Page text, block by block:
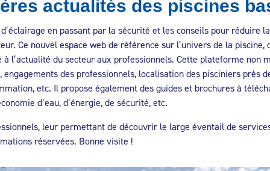
actualités des piscines
en passant par la sécurité et les conseils pour réduire
Ce nouvel espace web de référence sur l’univers de la
l’actualité du secteur aux professionnels. Cette plateforme non
des professionnels, localisation des pisciniers près
etc. Il propose également des guides et brochures à
d’eau, d’énergie, de sécurité, etc.
leur permettant de découvrir le large éventail de
réservées. Bonne visite !